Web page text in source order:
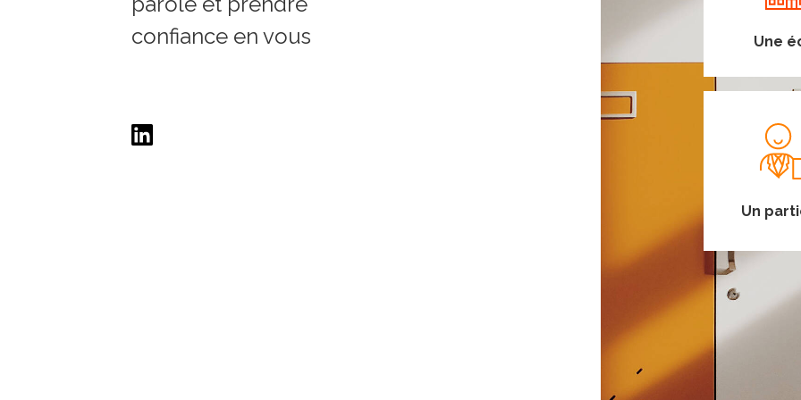
confiance en vous
Une
Un